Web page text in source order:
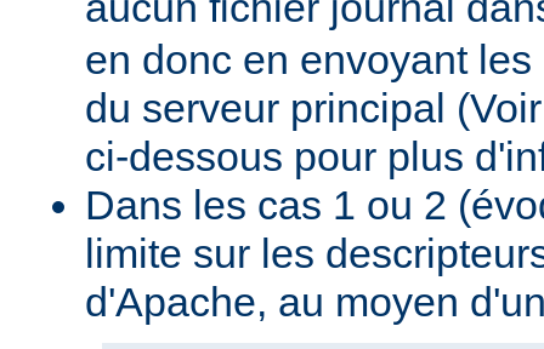
en donc en envoyant
du serveur principal
ci-dessous pour plus
Dans les cas 1 ou 2
limite sur les
d'Apache, au moyen